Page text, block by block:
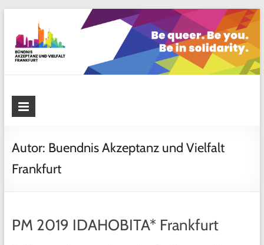
content
Bündnis Akzeptanz und Vielfalt
Autor: Buendnis Akzeptanz und Vielfalt
Frankfurt
PM 2019 IDAHOBITA* Frankfurt